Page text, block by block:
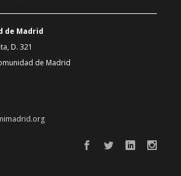
de Madrid
D. 321
de Madrid